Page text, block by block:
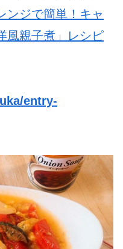
ンジで簡単！キャ
風親子煮」レシピ
entry-